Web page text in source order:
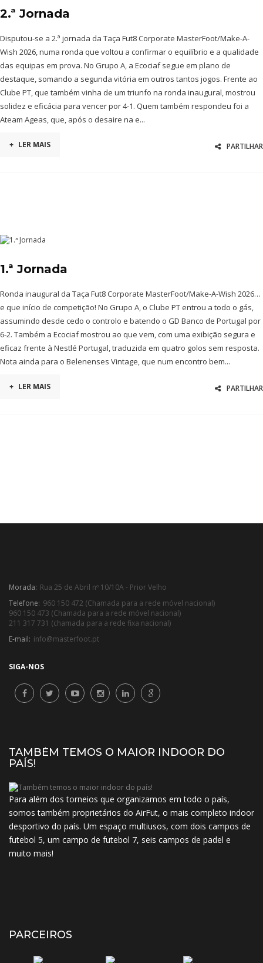
2.ª Jornada
Disputou-se a 2.ª jornada da Taça Fut8 Corporate MasterFoot/Make-A-
Wish 2026, numa ronda que voltou a confirmar o equilíbrio e a qualidade
das equipas em prova. No Grupo A, a Ecociaf segue em plano de
destaque, somando a segunda vitória em outros tantos jogos. Frente ao
Clube PT, que também vinha de um triunfo na ronda inaugural, mostrou
solidez e eficácia para vencer por 4-1. Quem também respondeu foi a
Ateam Ageas, que, após o desaire na e...
+ LER MAIS PARTILHAR
1.ª Jornada
Ronda inaugural da Taça Fut8 Corporate MasterFoot/Make-A-Wish 2026…
e que início de competição! No Grupo A, o Clube PT entrou a todo o gás,
assumindo desde cedo o controlo e batendo o GD Banco de Portugal por
6-2. Também a Ecociaf mostrou ao que vem, com uma exibição segura e
eficaz frente à Nestlé Portugal, traduzida em quatro golos sem resposta.
Nota ainda para o Belenenses Vintage, que num encontro bem...
+ LER MAIS PARTILHAR
Morada: Rua 25 de Abril nº 10/10A - Prior Velho
Telefone: 960 150 472 (Chamada para a rede móvel nacional)
960 150 473 (Chamada para a rede móvel nacional)
211 317 731 (chamada para a rede fixa nacional)
E-mail: info@masterfoot.pt
SIGA-NOS
TAMBÉM TEMOS O MAIOR INDOOR DO
PAÍS!
Para além dos torneios que organizamos em todo o país,
somos também proprietários do AirFut, o mais completo indoor
desportivo do país. Um espaço multiusos, com dois campos de
futebol 5, um campo de futebol 7, seis campos de padel e
muito mais!
PARCEIROS